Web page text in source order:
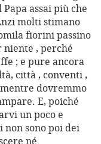
assai più che
molti stimano
fiorini passino
niente , perché
; e pure ancora
città , conventi ,
dovremmo
E, poiché
un poco e
non sono poi dei
né